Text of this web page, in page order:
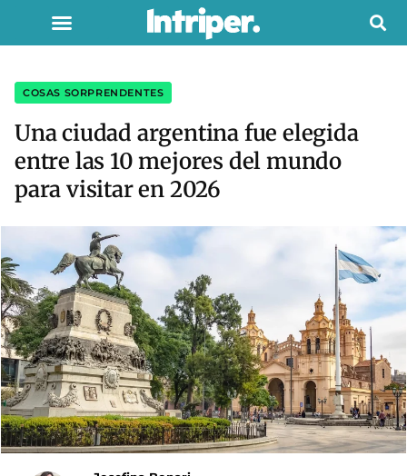
COSAS SORPRENDENTES
Una ciudad argentina fue elegida
entre las 10 mejores del mundo
para visitar en 2026